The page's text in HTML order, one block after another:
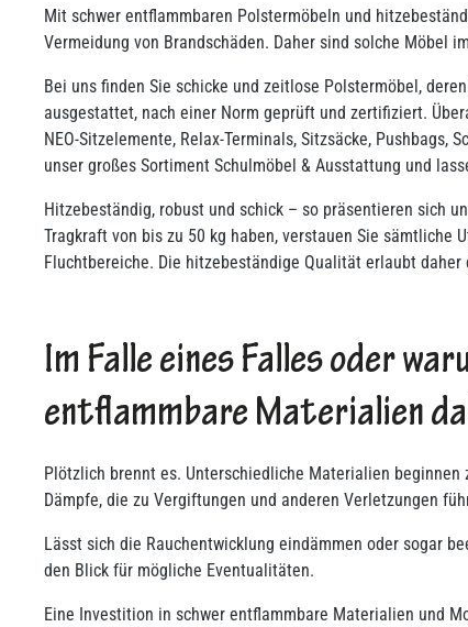
Mit schwer entflammbaren Polstermöbeln und
Vermeidung von Brandschäden. Daher sind solche Möbel
Bei uns finden Sie schicke und zeitlose Polstermöbel,
ausgestattet, nach einer Norm geprüft und zertifiziert.
NEO-Sitzelemente, Relax-Terminals, Sitzsäcke,
unser großes Sortiment Schulmöbel & Ausstattung und
Hitzebeständig, robust und schick – so präsentieren sich
Tragkraft von bis zu 50 kg haben, verstauen Sie sämtliche
Fluchtbereiche. Die hitzebeständige Qualität erlaubt
Im Falle eines Falles oder
entflammbare Materialien
Plötzlich brennt es. Unterschiedliche Materialien
Dämpfe, die zu Vergiftungen und anderen Verletzungen
Lässt sich die Rauchentwicklung eindämmen oder sogar
den Blick für mögliche Eventualitäten.
Eine Investition in schwer entflammbare Materialien und